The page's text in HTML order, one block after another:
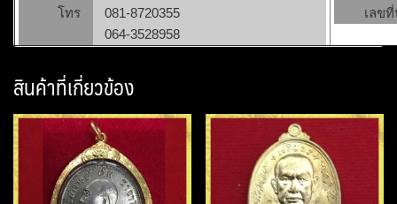
โทร
081-8720355
064-3528958
เลข
สินค้าที่เกี่ยวข้อง